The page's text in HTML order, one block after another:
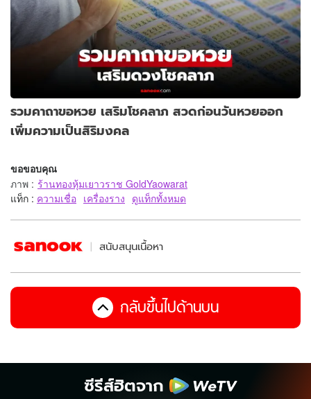
รวมคาถาขอหวย เสริมโชคลาภ สวดก่อนวันหวยออก
เพิ่มความเป็นสิริมงคล
ขอขอบคุณ
ภาพ : ร้านทองหุ้มเยาวราช GoldYaowarat
แท็ก : ความเชื่อ เครื่องราง ดูแท็กทั้งหมด
สนับสนุนเนื้อหา
กลับขึ้นไปด้านบน
ซีรีส์ฮิตจาก